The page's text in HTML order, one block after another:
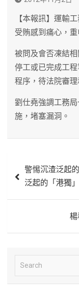
【本報訊】運輸
受賄感到痛心，
被問及會否凍結
停工或已完成工
程序，待法院審
劉仕堯強調工務
施，堵塞漏洞。
章 警惕沉渣泛起
泛起的「港獨
e